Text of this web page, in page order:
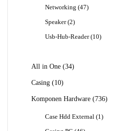
Networking 4747
Speaker 22
Usb-Hub-Reader 1010
All in One 3434
Casing
1010
Komponen Hardware
736736
Case Hdd External 1 1